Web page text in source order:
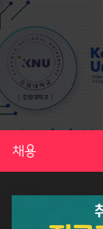
채용